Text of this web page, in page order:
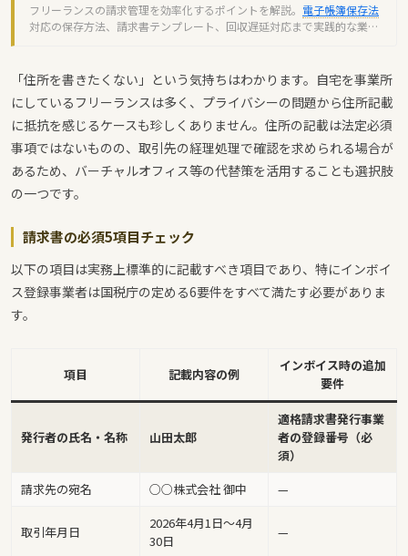
フリーランスの請求管理を効率化するポイントを解説。 電子帳簿保存法
対応の保存方法、請求書テンプレート、回収遅延対応まで実践的な業務
「住所を書きたくない」という気持ちはわかります。自宅を事業所
にしているフリーランスは多く、プライバシーの問題から住所記載
に抵抗を感じるケースも珍しくありません。住所の記載は法定必須
事項ではないものの、取引先の経理処理で確認を求められる場合が
あるため、バーチャルオフィス等の代替策を活用することも選択肢
の一つです。
請求書の必須5項目チェック
以下の項目は実務上標準的に記載すべき項目であり、特にインボイ
ス登録事業者は国税庁の定める6要件をすべて満たす必要がありま
す。
項目 記載内容の例
インボイス時の追加
要件
発行者の氏名・名称 山田太郎
適格請求書発行事業
者の登録番号（必
須）
請求先の宛名
○○株式会社 御中 —
取引年月日
2026年4月1日〜4月
30日
—